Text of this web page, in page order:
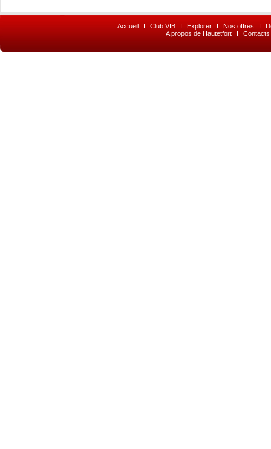
Accueil I Club VIB I Explorer I Nos offres I
A propos de Hautetfort
I Contacts